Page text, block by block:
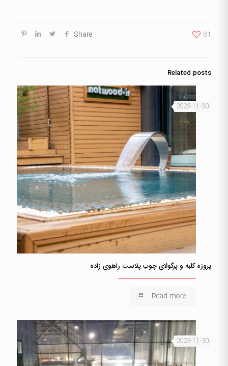
Share 81
Related posts
2023-11-30
پروژه کلبه و پرگولای چوب پلاست راهوی زاده
Read more
2023-11-30